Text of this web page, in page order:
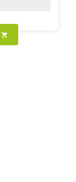
shopping_cart